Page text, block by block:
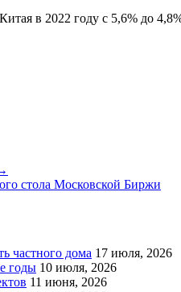
в 2022 году с 5,6% до
стола Московской Биржи
частного дома 17 июля, 2026
годы 10 июля, 2026
11 июня, 2026